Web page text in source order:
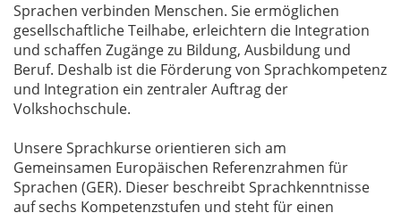
Sprachen verbinden Menschen. Sie ermöglichen
gesellschaftliche Teilhabe, erleichtern die Integration
und schaffen Zugänge zu Bildung, Ausbildung und
Beruf. Deshalb ist die Förderung von Sprachkompetenz
und Integration ein zentraler Auftrag der
Volkshochschule.
Unsere Sprachkurse orientieren sich am
Gemeinsamen Europäischen Referenzrahmen für
Sprachen (GER). Dieser beschreibt Sprachkenntnisse
auf sechs Kompetenzstufen und steht für einen